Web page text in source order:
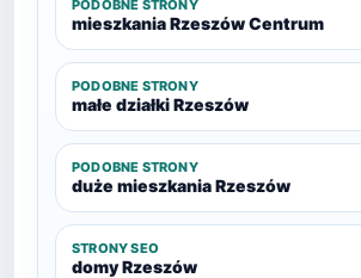
PODOBNE STRONY
mieszkania Rzeszów Centrum
PODOBNE STRONY
małe działki Rzeszów
PODOBNE STRONY
duże mieszkania Rzeszów
STRONY SEO
domy Rzeszów